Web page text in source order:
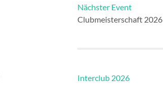
Nächster Event
Clubmeisterschaft 2026
Interclub 2026